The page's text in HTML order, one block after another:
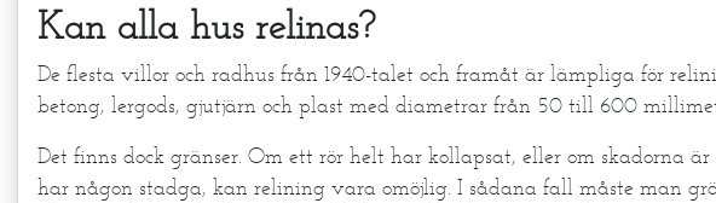
Kan alla hus relinas?
De flesta villor och radhus från 1940-talet och framåt är lämpliga för
betong, lergods, gjutjärn och plast med diametrar från 50 till 600
Det finns dock gränser. Om ett rör helt har kollapsat, eller om skadorna
har någon stadga, kan relining vara omöjlig. I sådana fall måste man